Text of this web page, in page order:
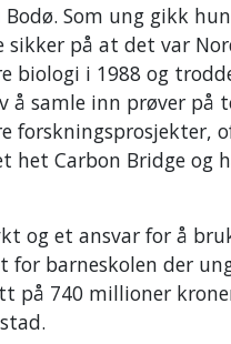
Som ung gikk
sikker på at det var
biologi i 1988 og
samle inn prøver på
forskningsprosjekter,
Carbon Bridge og
og et ansvar for å
for barneskolen der
på 740 millioner